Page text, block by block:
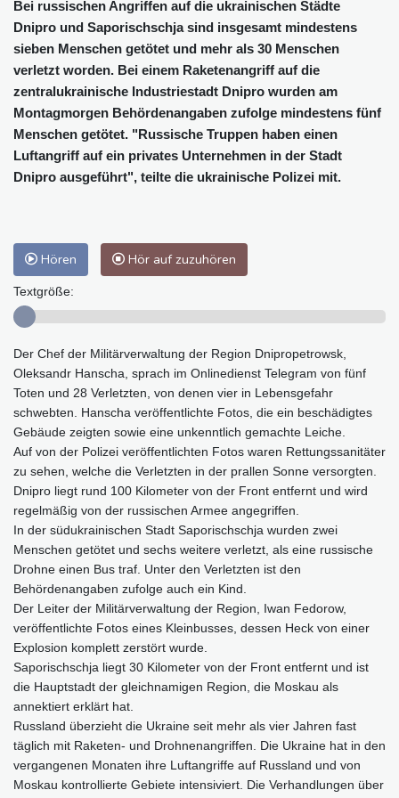
Bei russischen Angriffen auf die ukrainischen Städte
Dnipro und Saporischschja sind insgesamt mindestens
sieben Menschen getötet und mehr als 30 Menschen
verletzt worden. Bei einem Raketenangriff auf die
zentralukrainische Industriestadt Dnipro wurden am
Montagmorgen Behördenangaben zufolge mindestens fünf
Menschen getötet. "Russische Truppen haben einen
Luftangriff auf ein privates Unternehmen in der Stadt
Dnipro ausgeführt", teilte die ukrainische Polizei mit.
Hören Hör auf zuzuhören
Textgröße:
Der Chef der Militärverwaltung der Region Dnipropetrowsk,
Oleksandr Hanscha, sprach im Onlinedienst Telegram von fünf
Toten und 28 Verletzten, von denen vier in Lebensgefahr
schwebten. Hanscha veröffentlichte Fotos, die ein beschädigtes
Gebäude zeigten sowie eine unkenntlich gemachte Leiche.
Auf von der Polizei veröffentlichten Fotos waren Rettungssanitäter
zu sehen, welche die Verletzten in der prallen Sonne versorgten.
Dnipro liegt rund 100 Kilometer von der Front entfernt und wird
regelmäßig von der russischen Armee angegriffen.
In der südukrainischen Stadt Saporischschja wurden zwei
Menschen getötet und sechs weitere verletzt, als eine russische
Drohne einen Bus traf. Unter den Verletzten ist den
Behördenangaben zufolge auch ein Kind.
Der Leiter der Militärverwaltung der Region, Iwan Fedorow,
veröffentlichte Fotos eines Kleinbusses, dessen Heck von einer
Explosion komplett zerstört wurde.
Saporischschja liegt 30 Kilometer von der Front entfernt und ist
die Hauptstadt der gleichnamigen Region, die Moskau als
annektiert erklärt hat.
Russland überzieht die Ukraine seit mehr als vier Jahren fast
täglich mit Raketen- und Drohnenangriffen. Die Ukraine hat in den
vergangenen Monaten ihre Luftangriffe auf Russland und von
Moskau kontrollierte Gebiete intensiviert. Die Verhandlungen über